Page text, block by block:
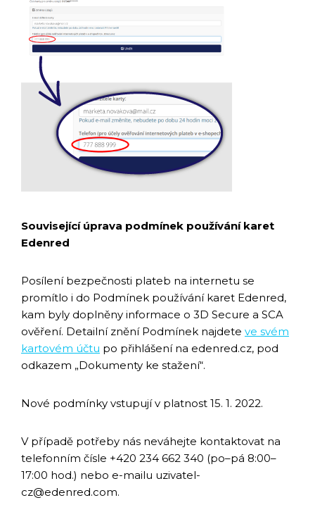
Související úprava podmínek používání karet
Edenred
Posílení bezpečnosti plateb na internetu se
promítlo i do Podmínek používání karet Edenred,
kam byly doplněny informace o 3D Secure a SCA
ověření. Detailní znění Podmínek najdete ve svém
kartovém účtu po přihlášení na edenred.cz, pod
odkazem „Dokumenty ke stažení“.
Nové podmínky vstupují v platnost 15. 1. 2022.
V případě potřeby nás neváhejte kontaktovat na
telefonním čísle +420 234 662 340 (po–pá 8:00–
17:00 hod.) nebo e-mailu uzivatel-
cz@edenred.com.